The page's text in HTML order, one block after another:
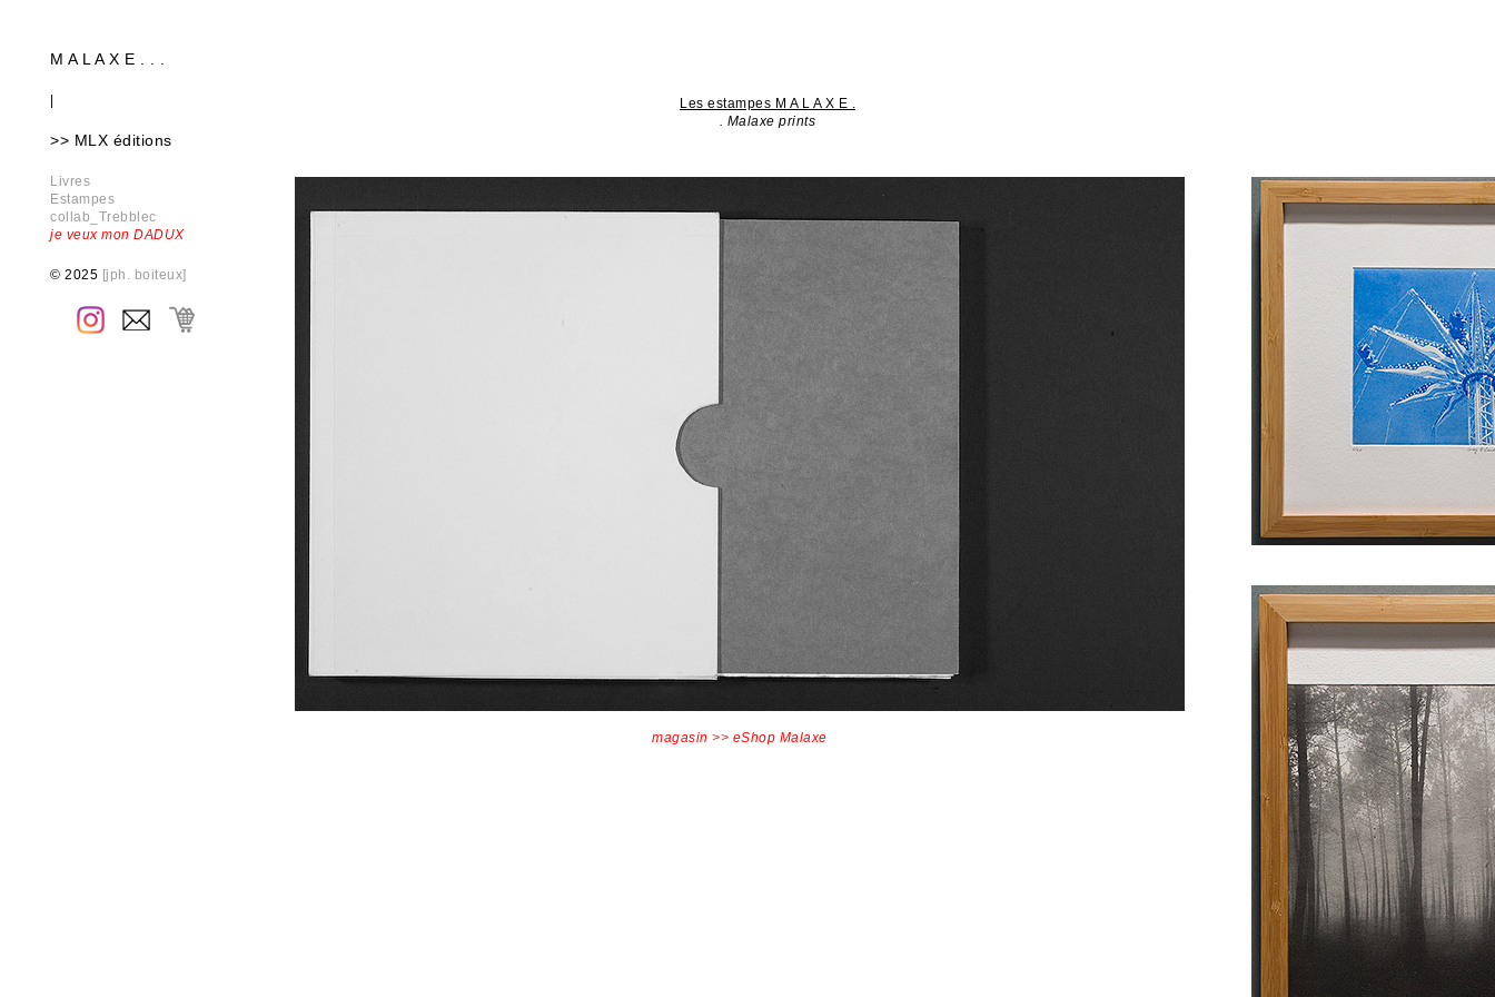
M A L A X E . . .
>> MLX éditions
Livres
Estampes
collab_Trebblec
je veux mon DADUX
© 2025 [jph. boiteux]
Les estampes M A L A X E .
. Malaxe prints
magasin >> eShop Malaxe